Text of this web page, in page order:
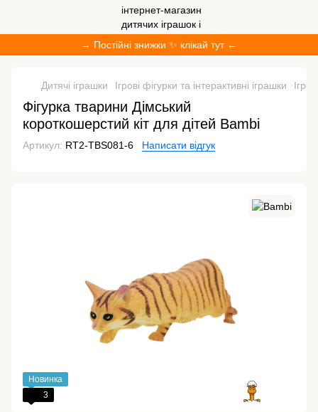
→ Постійні знижки ✨ клікай тут ←
Дитячі іграшки Ігрові фігурки та інтерактивні іграшки
Фігурка тварини Дімський
короткошерстий кіт для дітей Bambi
Артикул: RT2-TBS081-6 Написати відгук
Новинка
3